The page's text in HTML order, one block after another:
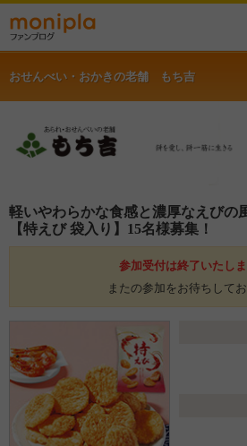
おせんべい・おかきの老舗 もち吉
軽いやわらかな食感と濃厚なえびの
【特えび 袋入り】15名様募集！
参加受付は終了いたしま
またの参加をお待ちしてお